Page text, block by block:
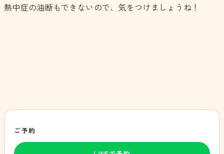
熱中症の油断もできないので、気をつけましょうね！
ご予約